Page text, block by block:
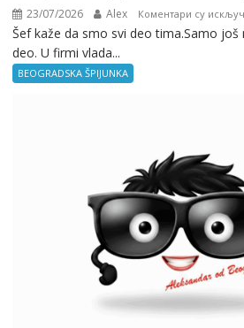
23/07/2026 Alex Коментари су
Šef kaže da smo svi deo tima.Samo
deo. U firmi vlada...
BEOGRADSKA ŠPIJUNKA